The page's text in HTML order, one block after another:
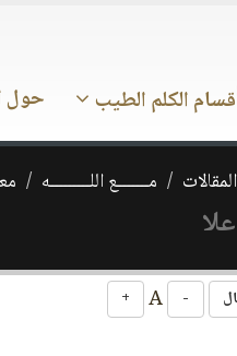
الكلم الطيب حول
مـــــــع اللـــــــــه
-
+